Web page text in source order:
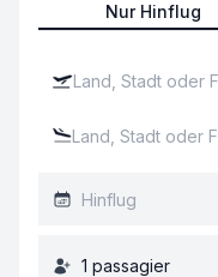
Nur Hinflug
1 passagier